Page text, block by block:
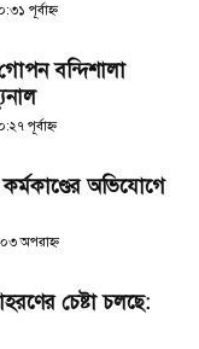
পূর্বাহ্ণ
বন্দিশালা
পূর্বাহ্ণ
অভিযোগে
অপরাহ্ণ
চেষ্টা চলছে: